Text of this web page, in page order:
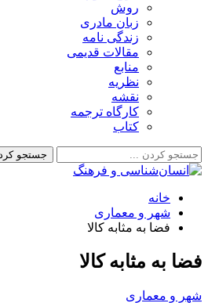
روش
زبان مادری
زندگی نامه
مقالات قدیمی
منابع
نظریه
نقشه
کارگاه ترجمه
کتاب
خانه
شهر و معماری
فضا به مثابه کالا
فضا به مثابه کالا
شهر و معماری